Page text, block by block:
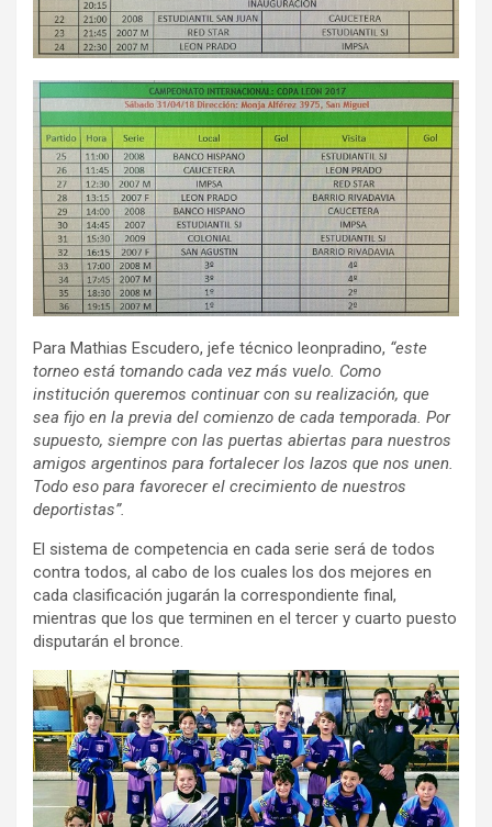
Para Mathias Escudero, jefe técnico leonpradino, “este
torneo está tomando cada vez más vuelo. Como
institución queremos continuar con su realización, que
sea fijo en la previa del comienzo de cada temporada. Por
supuesto, siempre con las puertas abiertas para nuestros
amigos argentinos para fortalecer los lazos que nos unen.
Todo eso para favorecer el crecimiento de nuestros
deportistas”.
El sistema de competencia en cada serie será de todos
contra todos, al cabo de los cuales los dos mejores en
cada clasificación jugarán la correspondiente final,
mientras que los que terminen en el tercer y cuarto puesto
disputarán el bronce.